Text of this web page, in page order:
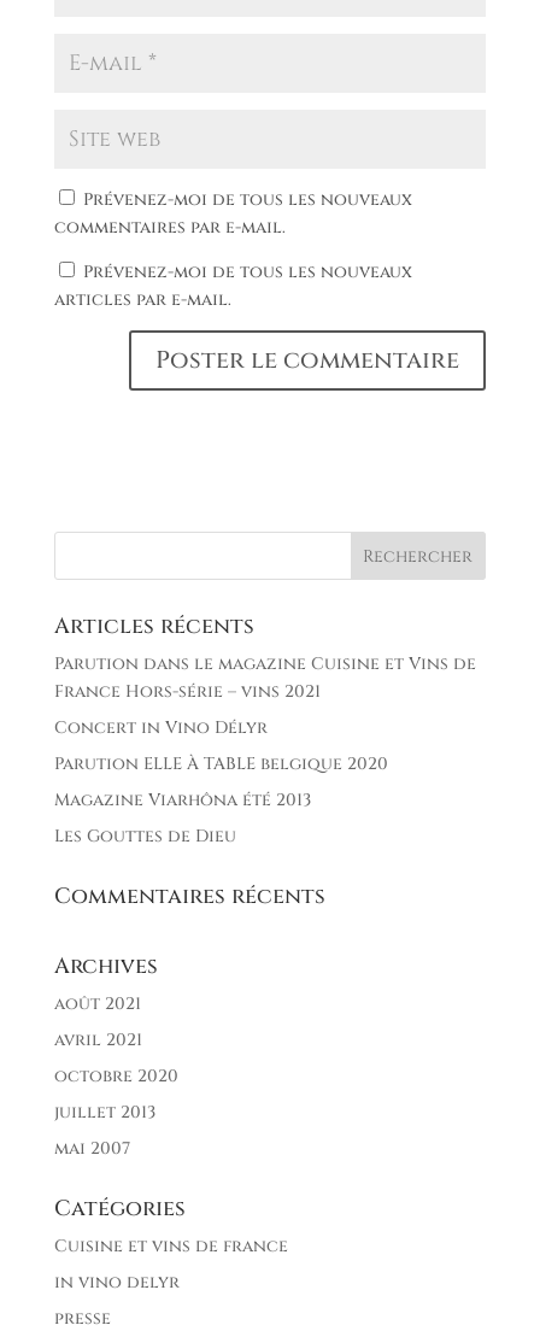
Prévenez-moi de tous les nouveaux
commentaires par e-mail.
Prévenez-moi de tous les nouveaux
articles par e-mail.
Articles récents
Parution dans le magazine Cuisine et Vins de
France Hors-série – vins 2021
Concert in Vino Délyr
Parution ELLE À TABLE belgique 2020
Magazine Viarhôna été 2013
Les Gouttes de Dieu
Commentaires récents
Archives
août 2021
avril 2021
octobre 2020
juillet 2013
mai 2007
Catégories
Cuisine et vins de france
in vino delyr
presse